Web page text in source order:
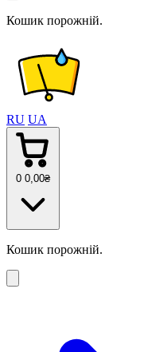
Кошик порожній.
RU UA
0 0 ,00₴
Кошик порожній.